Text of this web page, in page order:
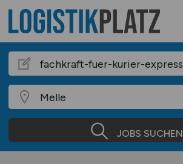
JOBS SUCHEN